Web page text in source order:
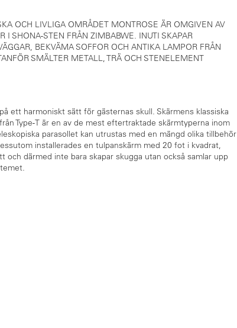
OCH LIVLIGA OMRÅDET MONTROSE ÄR OMGIVEN AV
I SHONA-STEN FRÅN ZIMBABWE. INUTI SKAPAR
BEKVÄMA SOFFOR OCH ANTIKA LAMPOR FRÅN
SMÄLTER METALL, TRÄ OCH STENELEMENT
ett harmoniskt sätt för gästernas skull. Skärmens klassiska
Type-T är en av de mest eftertraktade skärmtyperna inom
parasollet kan utrustas med en mängd olika tillbehör
installerades en tulpanskärm med 20 fot i kvadrat,
därmed inte bara skapar skugga utan också samlar upp